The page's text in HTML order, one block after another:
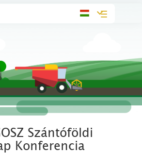
Toggle
Szántóföldi
Konferencia